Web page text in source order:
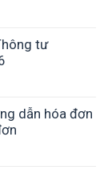
tư
dẫn hóa đơn